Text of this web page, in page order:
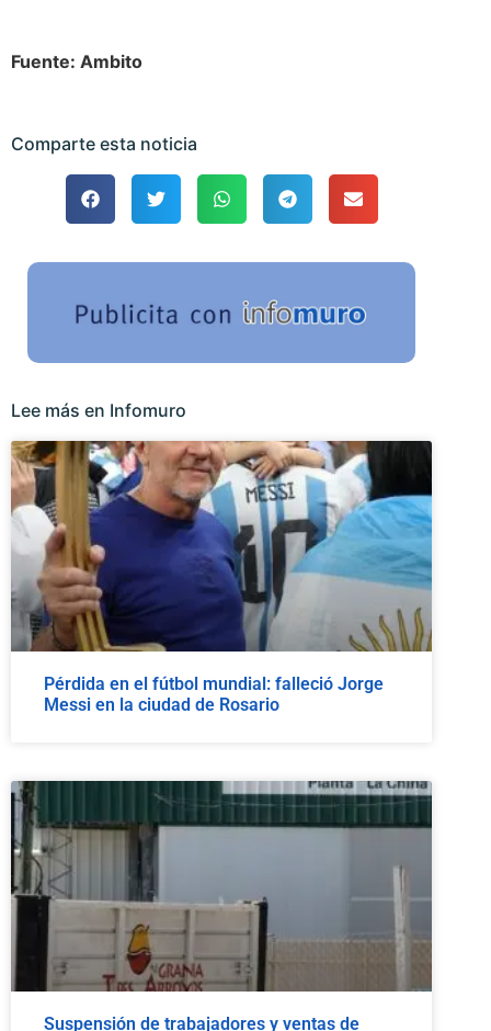
Fuente: Ambito
Comparte esta noticia
Lee más en Infomuro
Pérdida en el fútbol mundial: falleció Jorge
Messi en la ciudad de Rosario
Suspensión de trabajadores y ventas de